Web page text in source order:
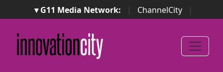
▾ G11 Media Network: | ChannelCity
|
ImpresaCity | SecurityOpenLab | Italian Channel
Awards
Italian Project Awards
Italian Security
Awards